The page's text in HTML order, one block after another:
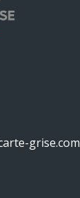
grise.com